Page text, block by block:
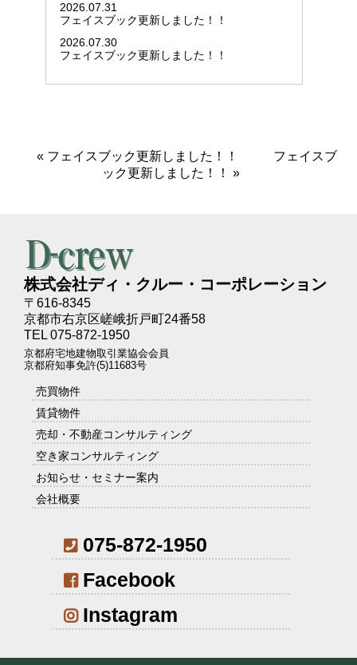
2026.07.31
フェイスブック更新しました！！
2026.07.30
フェイスブック更新しました！！
« フェイスブック更新しました！！
フェイスブ
ック更新しました！！
»
株式会社ディ・クルー・コーポレーション
〒616-8345
京都市右京区嵯峨折戸町24番58
TEL 075-872-1950
京都府宅地建物取引業協会会員
京都府知事免許(5)11683号
売買物件
賃貸物件
売却・不動産コンサルティング
空き家コンサルティング
お知らせ・セミナー案内
会社概要
075-872-1950
Facebook
Instagram